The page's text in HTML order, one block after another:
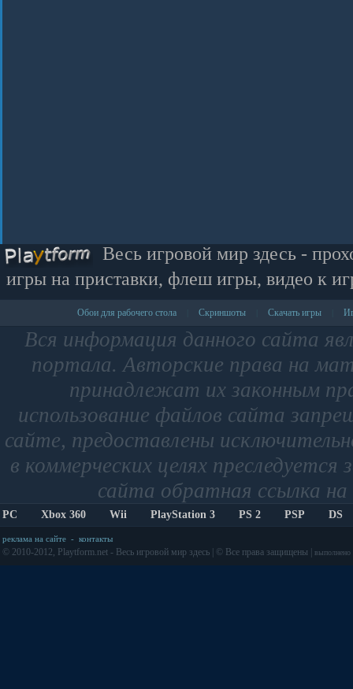
Весь игровой мир здесь -
игры на приставки, флеш игры, видео к
Обои для рабочего стола Скриншоты Скачать игры
Вся информация данного сайта
портала. Авторские права на
принадлежат их законным
использование файлов сайта
сайте, предоставлены
в коммерческих целях
сайта обратная ссылка
PC Xbox 360 Wii PlayStation 3 PS 2 PSP DS
реклама на сайте - контакты
© 2010-2012, Playtform.net - Весь игровой мир здесь | © Все права защищены | выполнено